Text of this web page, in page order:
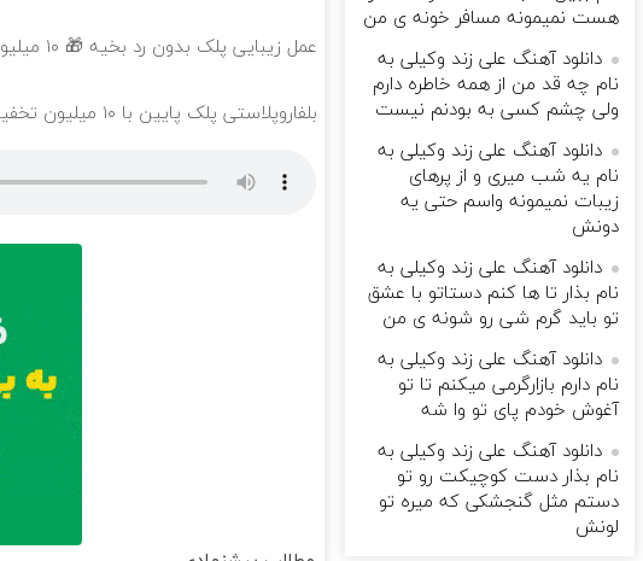
عمل زیبایی پلک بدون رد بخیه 🎁 ۱۰ میلیون تومان تخفیف ویژه
بلفاروپلاستی پلک پایین با ۱۰ میلیون تخفیف فقط 3۵ میلیون 👀
هست نمیمونه مسافر خونه ی من
دانلود آهنگ علی زند وکیلی به
نام چه قد من از همه خاطره دارم
ولی چشم كسی به بودنم نیست
دانلود آهنگ علی زند وکیلی به
نام یه شب میرى و از پرهای
زيبات نمیمونه واسم حتی یه
دونش
دانلود آهنگ علی زند وکیلی به
نام بذار تا ها كنم دستاتو با عشق
تو باید گرم شی رو شونه ى من
دانلود آهنگ علی زند وکیلی به
نام دارم بازارگرمی میكنم تا تو
آغوش خودم پای تو وا شه
دانلود آهنگ علی زند وکیلی به
نام بذار دست كوچیكت رو تو
دستم مثل گنجشكی كه میره تو
لونش